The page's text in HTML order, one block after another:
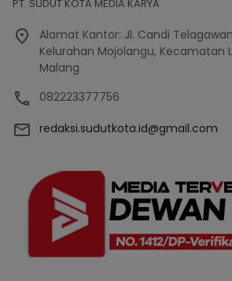
PT. SUDUT KOTA MEDIA KARYA
Alamat Kantor: Jl. Candi
Kelurahan Mojolangu, Kecamatan
Malang
082223377756
redaksi.sudutkota.id@gmail.com